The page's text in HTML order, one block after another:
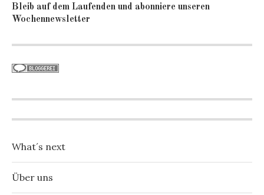
Bleib auf dem Laufenden und abonniere unseren
Wochennewsletter
What´s next
Über uns